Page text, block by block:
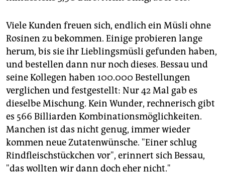
Viele Kunden freuen sich, endlich ein Müsli ohne
Rosinen zu bekommen. Einige probieren lange
herum, bis sie ihr Lieblingsmüsli gefunden haben,
und bestellen dann nur noch dieses. Bessau und
seine Kollegen haben 100.000 Bestellungen
verglichen und festgestellt: Nur 42 Mal gab es
dieselbe Mischung. Kein Wunder, rechnerisch gibt
es 566 Billiarden Kombinationsmöglichkeiten.
Manchen ist das nicht genug, immer wieder
kommen neue Zutatenwünsche. "Einer schlug
Rindfleischstückchen vor", erinnert sich Bessau,
"das wollten wir dann doch eher nicht."